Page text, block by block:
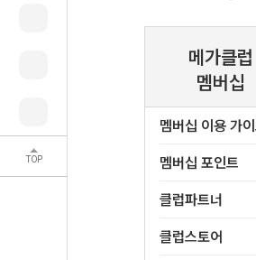
TOP
메가클럽
멤버십
멤버십 이용 가
멤버십 포인트
클럽파트너
클럽스토어